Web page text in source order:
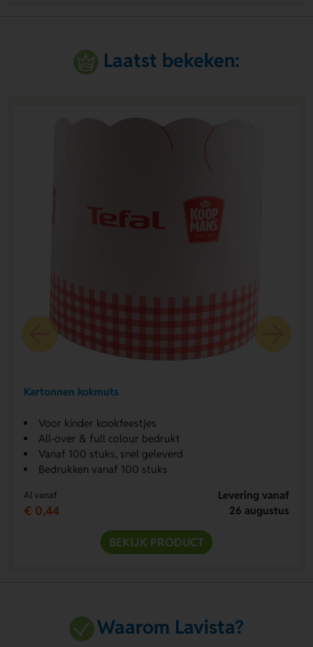
Laatst bekeken:
Kartonnen kokmuts
Voor kinder kookfeestjes
All-over & full colour bedrukt
Vanaf 100 stuks, snel geleverd
Bedrukken vanaf 100 stuks
Al vanaf
€ 0,44
Levering vanaf
26 augustus
BEKIJK PRODUCT
Waarom Lavista?